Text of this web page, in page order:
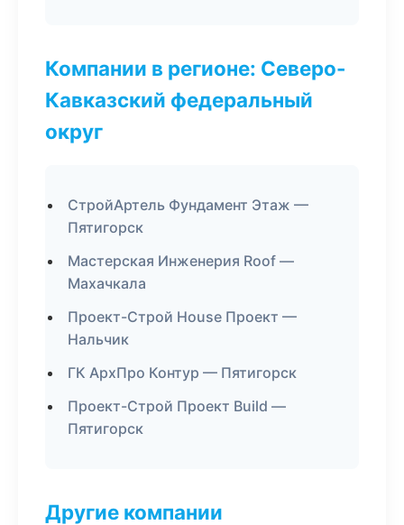
Компании в регионе: Северо-
Кавказский федеральный
округ
СтройАртель Фундамент Этаж —
Пятигорск
Мастерская Инженерия Roof —
Махачкала
Проект-Строй House Проект —
Нальчик
ГК АрхПро Контур — Пятигорск
Проект-Строй Проект Build —
Пятигорск
Другие компании